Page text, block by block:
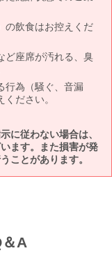
の飲食はお控えくだ
ど座席が汚れる、臭
行為（騒ぐ、音漏
ださい。
に従わない場合は、
ます。また損害が発
ことがあります。
A